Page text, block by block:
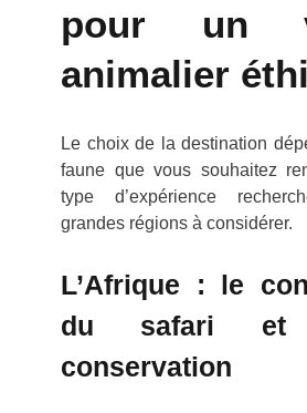
pour un
animalier
Le choix de la destination
faune que vous souhaitez
type d’expérience
grandes régions à considérer.
L’Afrique : le
du safari
conservation